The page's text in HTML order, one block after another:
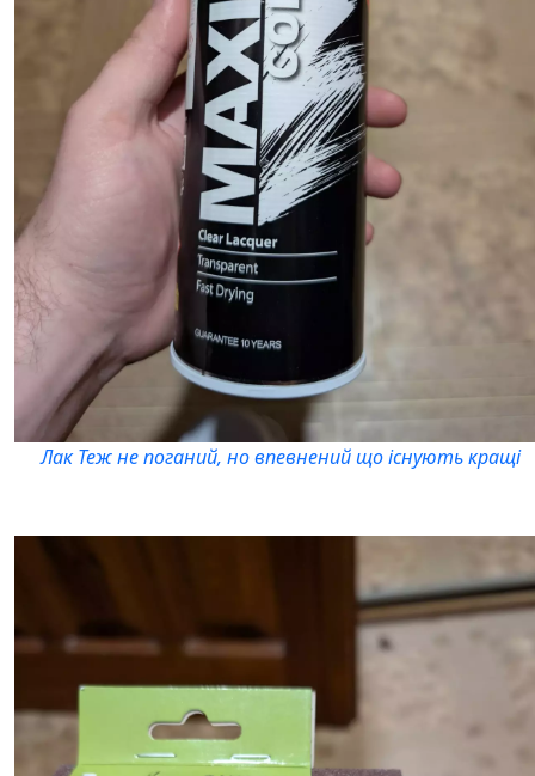
Лак Теж не поганий, но впевнений що існують кращі